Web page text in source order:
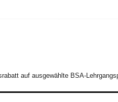
auf ausgewählte BSA-